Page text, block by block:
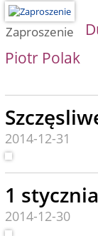
Zaproszenie
Piotr Polak
2014-12-31
1
2014-12-30